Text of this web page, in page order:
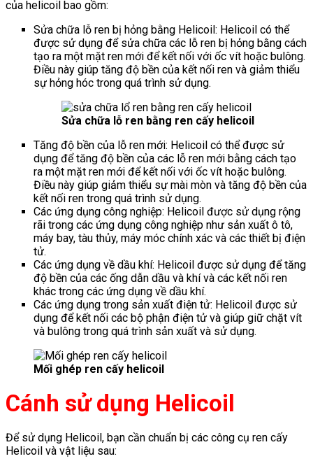
của helicoil bao gồm:
Sửa chữa lỗ ren bị hỏng bằng Helicoil: Helicoil có thể
được sử dụng để sửa chữa các lỗ ren bị hỏng bằng cách
tạo ra một mặt ren mới để kết nối với ốc vít hoặc bulông.
Điều này giúp tăng độ bền của kết nối ren và giảm thiểu
sự hỏng hóc trong quá trình sử dụng.
Sửa chữa lỗ ren bằng ren cấy helicoil
Tăng độ bền của lỗ ren mới: Helicoil có thể được sử
dụng để tăng độ bền của các lỗ ren mới bằng cách tạo
ra một mặt ren mới để kết nối với ốc vít hoặc bulông.
Điều này giúp giảm thiểu sự mài mòn và tăng độ bền của
kết nối ren trong quá trình sử dụng.
Các ứng dụng công nghiệp: Helicoil được sử dụng rộng
rãi trong các ứng dụng công nghiệp như sản xuất ô tô,
máy bay, tàu thủy, máy móc chính xác và các thiết bị điện
tử.
Các ứng dụng về dầu khí: Helicoil được sử dụng để tăng
độ bền của các ống dẫn dầu và khí và các kết nối ren
khác trong các ứng dụng về dầu khí.
Các ứng dụng trong sản xuất điện tử: Helicoil được sử
dụng để kết nối các bộ phận điện tử và giúp giữ chặt vít
và bulông trong quá trình sản xuất và sử dụng.
Mối ghép ren cấy helicoil
Cánh sử dụng Helicoil
Để sử dụng Helicoil, bạn cần chuẩn bị các công cụ ren cấy
Helicoil và vật liệu sau: